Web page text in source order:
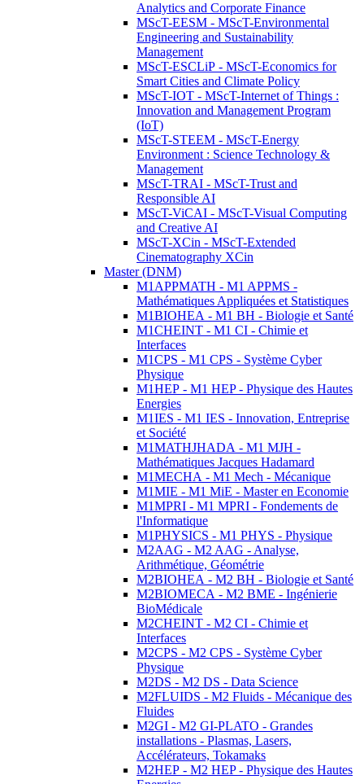
Analytics and Corporate Finance
MScT-EESM - MScT-Environmental
Engineering and Sustainability
Management
MScT-ESCLiP - MScT-Economics for
Smart Cities and Climate Policy
MScT-IOT - MScT-Internet of Things :
Innovation and Management Program
(IoT)
MScT-STEEM - MScT-Energy
Environment : Science Technology &
Management
MScT-TRAI - MScT-Trust and
Responsible AI
MScT-ViCAI - MScT-Visual Computing
and Creative AI
MScT-XCin - MScT-Extended
Cinematography XCin
Master (DNM)
M1APPMATH - M1 APPMS -
Mathématiques Appliquées et Statistiques
M1BIOHEA - M1 BH - Biologie et Santé
M1CHEINT - M1 CI - Chimie et
Interfaces
M1CPS - M1 CPS - Système Cyber
Physique
M1HEP - M1 HEP - Physique des Hautes
Energies
M1IES - M1 IES - Innovation, Entreprise
et Société
M1MATHJHADA - M1 MJH -
Mathématiques Jacques Hadamard
M1MECHA - M1 Mech - Mécanique
M1MIE - M1 MiE - Master en Economie
M1MPRI - M1 MPRI - Fondements de
l'Informatique
M1PHYSICS - M1 PHYS - Physique
M2AAG - M2 AAG - Analyse,
Arithmétique, Géométrie
M2BIOHEA - M2 BH - Biologie et Santé
M2BIOMECA - M2 BME - Ingénierie
BioMédicale
M2CHEINT - M2 CI - Chimie et
Interfaces
M2CPS - M2 CPS - Système Cyber
Physique
M2DS - M2 DS - Data Science
M2FLUIDS - M2 Fluids - Mécanique des
Fluides
M2GI - M2 GI-PLATO - Grandes
installations - Plasmas, Lasers,
Accélérateurs, Tokamaks
M2HEP - M2 HEP - Physique des Hautes